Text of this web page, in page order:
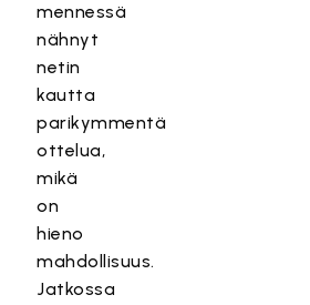
mennessä
nähnyt
netin
kautta
parikymmentä
ottelua,
mikä
on
hieno
mahdollisuus.
Jatkossa